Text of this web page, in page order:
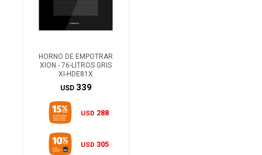
HORNO DE EMPOTRAR
XION - 76-LITROS GRIS
XI-HDE81X
USD 339
USD 288
USD 305